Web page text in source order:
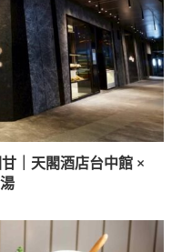
｜天閣酒店台中館 ×